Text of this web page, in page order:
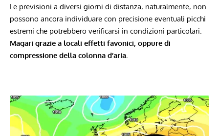
Le previsioni a diversi giorni di distanza, naturalmente, non
possono ancora individuare con precisione eventuali picchi
estremi che potrebbero verificarsi in condizioni particolari.
Magari grazie a locali effetti favonici, oppure di
compressione della colonna d’aria.